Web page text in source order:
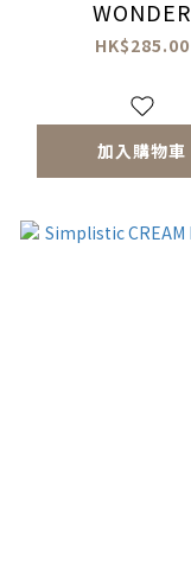
WONDER
HK$285.00
加入購物車